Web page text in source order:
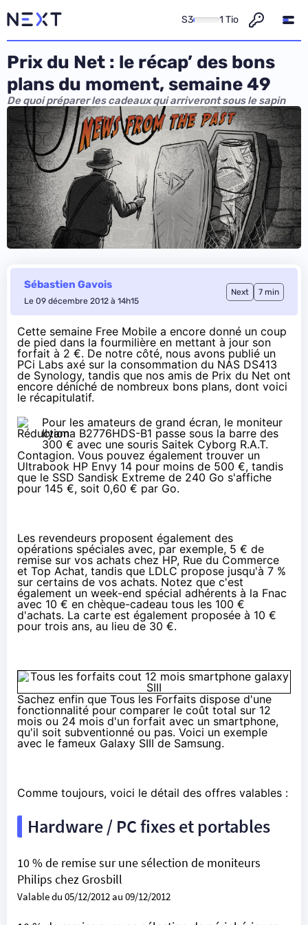
S3 1 Tio
Prix du Net : le récap’ des bons
plans du moment, semaine 49
De quoi préparer les cadeaux qui arriveront sous le sapin
Sébastien Gavois
Le 09 décembre 2012 à 14h15
Next 7 min
Cette semaine Free Mobile a encore donné un coup
de pied dans la fourmilière en mettant à jour son
forfait à 2 €. De notre côté, nous avons publié un
PCi Labs axé sur la consommation du NAS DS413
de Synology, tandis que nos amis de Prix du Net ont
encore déniché de nombreux bons plans, dont voici
le récapitulatif.
Pour les amateurs de grand écran, le moniteur
IIyama B2776HDS-B1 passe sous la barre des
300 € avec une souris Saitek Cyborg R.A.T.
Contagion. Vous pouvez également trouver un
Ultrabook HP Envy 14 pour moins de 500 €, tandis
que le SSD Sandisk Extreme de 240 Go s'affiche
pour 145 €, soit 0,60 € par Go.
Les revendeurs proposent également des
opérations spéciales avec, par exemple, 5 € de
remise sur vos achats chezHP, Rue du Commerce
et Top Achat, tandis que LDLC propose jusqu'à 7 %
sur certains de vos achats. Notez que c'est
également un week-end spécial adhérents à la Fnac
avec 10 € en chèque-cadeau tous les 100 €
d'achats. La carte est également proposée à 10 €
pour trois ans, au lieu de 30 €.
Sachez enfin que Tous les Forfaits dispose d'une
fonctionnalité pour comparer le coût total sur 12
mois ou 24 mois d'un forfait avec un smartphone,
qu'il soit subventionné ou pas. Voici un exemple
avec le fameux Galaxy SIII de Samsung.
Comme toujours, voici le détail des offres valables :
Hardware / PC fixes et portables
10 % de remise sur une sélection de moniteurs
Philips chez Grosbill
Valable du 05/12/2012 au 09/12/2012